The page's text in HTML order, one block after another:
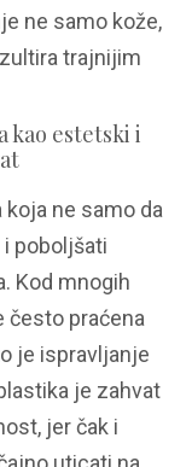
ne samo kože,
trajnijim
kao estetski i
ne samo da
poboljšati
Kod mnogih
često praćena
je ispravljanje
je zahvat
jer čak i